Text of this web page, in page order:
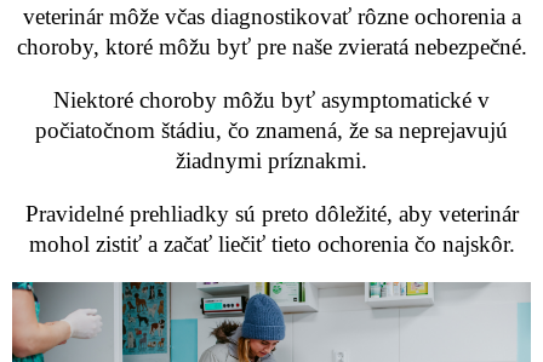
veterinár môže včas diagnostikovať rôzne ochorenia a
choroby, ktoré môžu byť pre naše zvieratá nebezpečné.
Niektoré choroby môžu byť asymptomatické v
počiatočnom štádiu, čo znamená, že sa neprejavujú
žiadnymi príznakmi.
Pravidelné prehliadky sú preto dôležité, aby veterinár
mohol zistiť a začať liečiť tieto ochorenia čo najskôr.